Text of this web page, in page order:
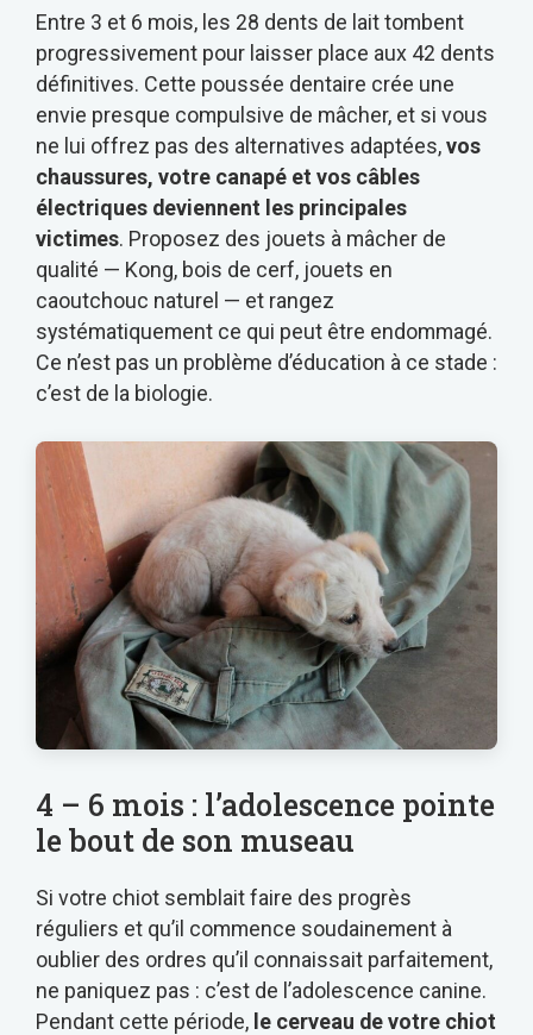
Entre 3 et 6 mois, les 28 dents de lait tombent
progressivement pour laisser place aux 42 dents
définitives. Cette poussée dentaire crée une
envie presque compulsive de mâcher, et si vous
ne lui offrez pas des alternatives adaptées,vos
chaussures, votre canapé et vos câbles
électriques deviennent les principales
victimes. Proposez des jouets à mâcher de
qualité — Kong, bois de cerf, jouets en
caoutchouc naturel — et rangez
systématiquement ce qui peut être endommagé.
Ce n’est pas un problème d’éducation à ce stade :
c’est de la biologie.
4 – 6 mois : l’adolescence pointe
le bout de son museau
Si votre chiot semblait faire des progrès
réguliers et qu’il commence soudainement à
oublier des ordres qu’il connaissait parfaitement,
ne paniquez pas : c’est de l’adolescence canine.
Pendant cette période, le cerveau de votre chiot